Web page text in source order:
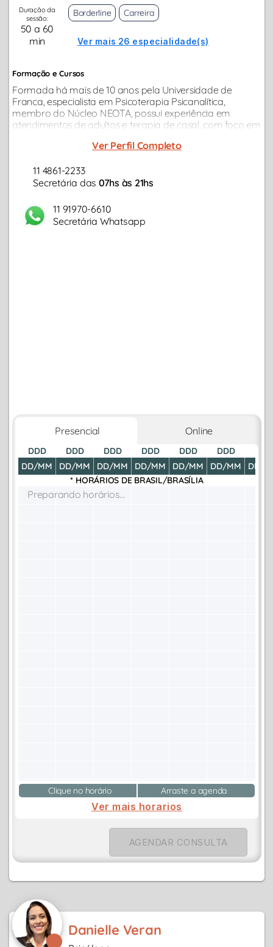
Duração da
sessão:
50 a 60
min
Borderline
Carreira
Ver mais 26 especialidade(s)
Formação e Cursos
Formada há mais de 10 anos pela Universidade de
Franca, especialista em Psicoterapia Psicanalítica,
membro do Núcleo NEOTA, possui experiência em
atendimentos de adultos e terapia de casal, com foco em
relacionamentos, conflitos profissionais, depressão...
Ver Perfil Completo
11 4861-2233
Secretária das 07hs às 21hs
11 91970-6610
Secretária Whatsapp
Presencial Online
DDD
DD/MM
DDD
DD/MM
DDD
DD/MM
DDD
DD/MM
DDD
DD/MM
DDD
DD/MM
DD/
* HORÁRIOS DE BRASIL/BRASÍLIA
Preparando horários...
Clique no horário Arraste a agenda
Ver mais horarios
AGENDAR CONSULTA
Danielle Veran